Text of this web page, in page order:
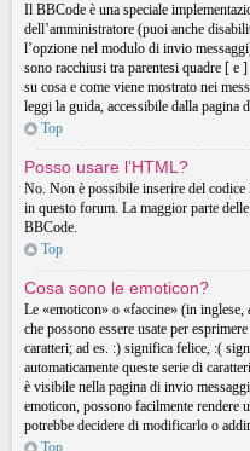
Il BBCode è una speciale
dell’amministratore (puoi anche
l’opzione nel modulo di invio
sono racchiusi tra parentesi quadre [
su cosa e come viene mostrato nei
leggi la guida, accessibile dalla pagina
Top
Posso usare l’HTML?
No. Non è possibile inserire del
in questo forum. La maggior parte
BBCode.
Top
Cosa sono le emoticon?
Le «emoticon» o «faccine» (in inglese,
che possono essere usate per
caratteri; ad es. :) significa felice, :(
automaticamente queste serie di
è visibile nella pagina di invio
emoticon, possono facilmente rendere
potrebbe decidere di modificarlo o